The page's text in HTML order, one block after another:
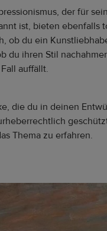
der für
ist, bieten ebenfalls
ob du ein
du ihren Stil
auffällt.
die du in deinen
Thema zu erfahren.